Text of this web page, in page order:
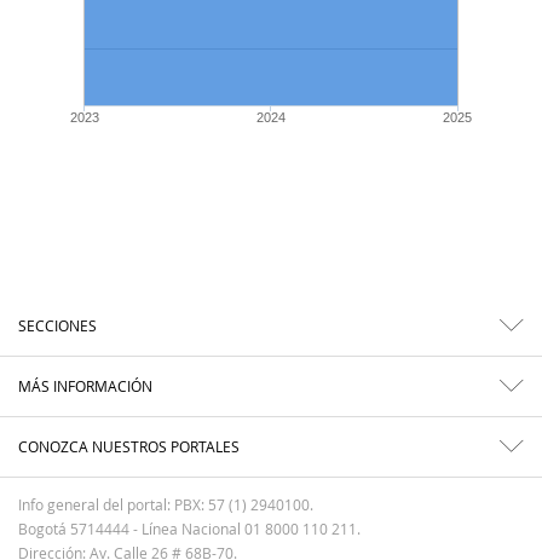
2023 2024 2025
SECCIONES
MÁS INFORMACIÓN
CONOZCA NUESTROS PORTALES
Info general del portal: PBX: 57 (1) 2940100.
Bogotá 5714444 - Línea Nacional 01 8000 110 211.
Dirección: Av. Calle 26 # 68B-70.